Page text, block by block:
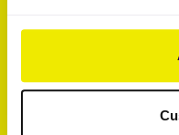
YHTEYS